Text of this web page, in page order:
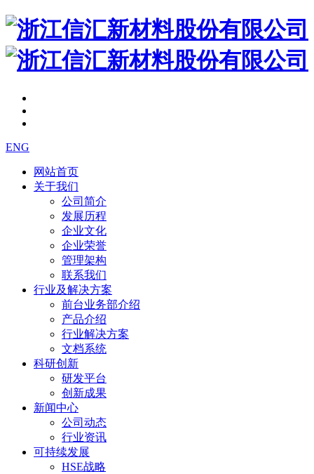
ENG
网站首页
关于我们
公司简介
发展历程
企业文化
企业荣誉
管理架构
联系我们
行业及解决方案
前台业务部介绍
产品介绍
行业解决方案
文档系统
科研创新
研发平台
创新成果
新闻中心
公司动态
行业资讯
可持续发展
HSE战略